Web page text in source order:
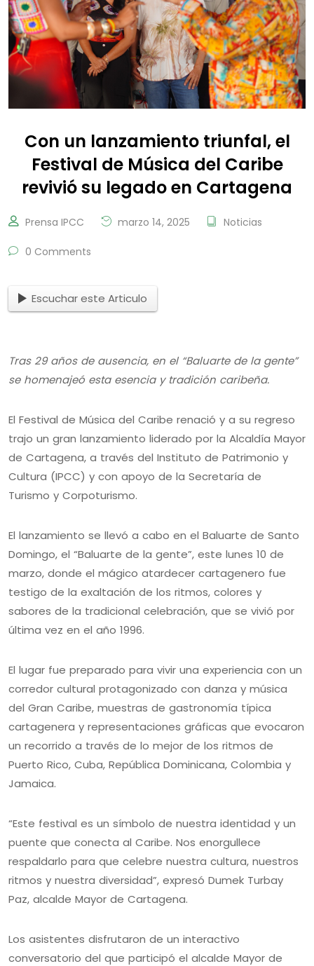
Con un lanzamiento triunfal, el
Festival de Música del Caribe
revivió su legado en Cartagena
Prensa IPCC marzo 14, 2025 Noticias
0 Comments
Escuchar este Articulo
Tras 29 años de ausencia, en el “Baluarte de la gente”
se homenajeó esta esencia y tradición caribeña.
El Festival de Música del Caribe renació y a su regreso
trajo un gran lanzamiento liderado por la Alcaldía Mayor
de Cartagena, a través del Instituto de Patrimonio y
Cultura (IPCC) y con apoyo de la Secretaría de
Turismo y Corpoturismo.
El lanzamiento se llevó a cabo en el Baluarte de Santo
Domingo, el “Baluarte de la gente”, este lunes 10 de
marzo, donde el mágico atardecer cartagenero fue
testigo de la exaltación de los ritmos, colores y
sabores de la tradicional celebración, que se vivió por
última vez en el año 1996.
El lugar fue preparado para vivir una experiencia con un
corredor cultural protagonizado con danza y música
del Gran Caribe, muestras de gastronomía típica
cartagenera y representaciones gráficas que evocaron
un recorrido a través de lo mejor de los ritmos de
Puerto Rico, Cuba, República Dominicana, Colombia y
Jamaica.
“Este festival es un símbolo de nuestra identidad y un
puente que conecta al Caribe. Nos enorgullece
respaldarlo para que celebre nuestra cultura, nuestros
ritmos y nuestra diversidad”, expresó Dumek Turbay
Paz, alcalde Mayor de Cartagena.
Los asistentes disfrutaron de un interactivo
conversatorio del que participó el alcalde Mayor de